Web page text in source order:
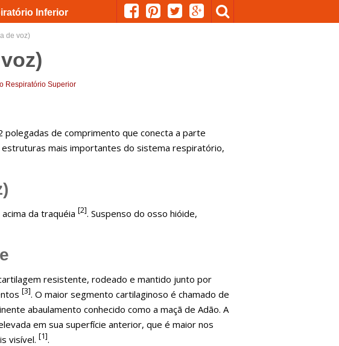
Inferior
de voz)
Respiratório Superior
polegadas de comprimento que conecta a parte
estruturas mais importantes do sistema respiratório,
acima da traquéia [2]. Suspenso do osso hióide,
resistente, rodeado e mantido junto por
[3]. O maior segmento cartilaginoso é chamado de
abaulamento conhecido como a maçã de Adão. A
em sua superfície anterior, que é maior nos
visível. [1].